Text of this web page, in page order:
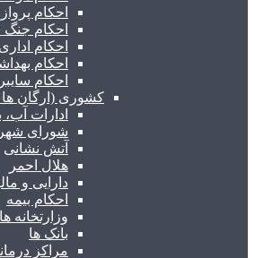
احکام
احکام جنگ
احکام
احکام
احکام
کشوری (ارگان
ادارات آب،
شورای
آتش نشانی
هلال احمر
دارایی و
احکام بیمه
وزارتخانه
بانک ها
مراکز